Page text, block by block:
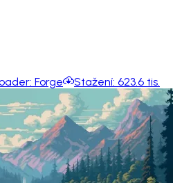
Forge Stažení: 623.6 tis.